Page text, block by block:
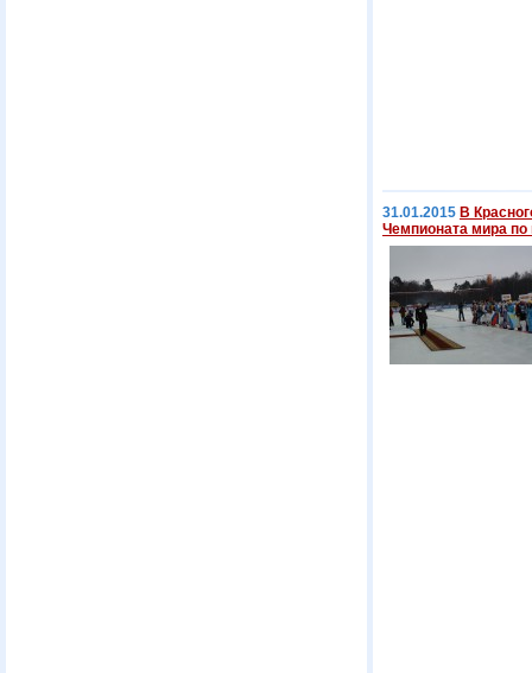
31.01.2015 В
Чемпионата мира по